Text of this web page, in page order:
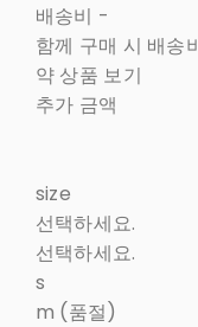
배송비 -
함께 구매 시 배송
약 상품 보기
추가 금액
size
선택하세요.
선택하세요.
s
m (품절)